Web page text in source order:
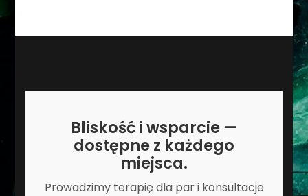
Bliskość i wsparcie —
dostępne z każdego
miejsca.
Prowadzimy terapię dla par i konsultacje